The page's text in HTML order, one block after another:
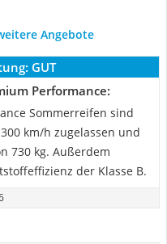
Angebote
GUT
Performance:
Sommerreifen sind
km/h zugelassen und
730 kg. Außerdem
der Klasse B.